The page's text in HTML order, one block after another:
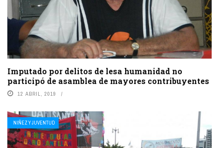
Imputado por delitos de lesa humanidad no
participó de asamblea de mayores contribuyentes
12 ABRIL, 2019
NIÑEZ Y JUVENTUD